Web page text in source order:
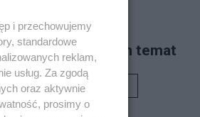
Piszą na ten temat
Rafał Woś
i przechowujemy
standardowe
reklam,
usług. Za zgodą
oraz aktywnie
prosimy o